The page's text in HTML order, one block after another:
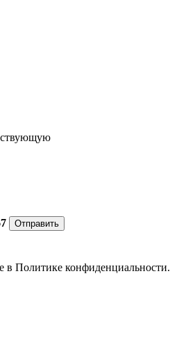
Отправить
в Политике конфиденциальности.